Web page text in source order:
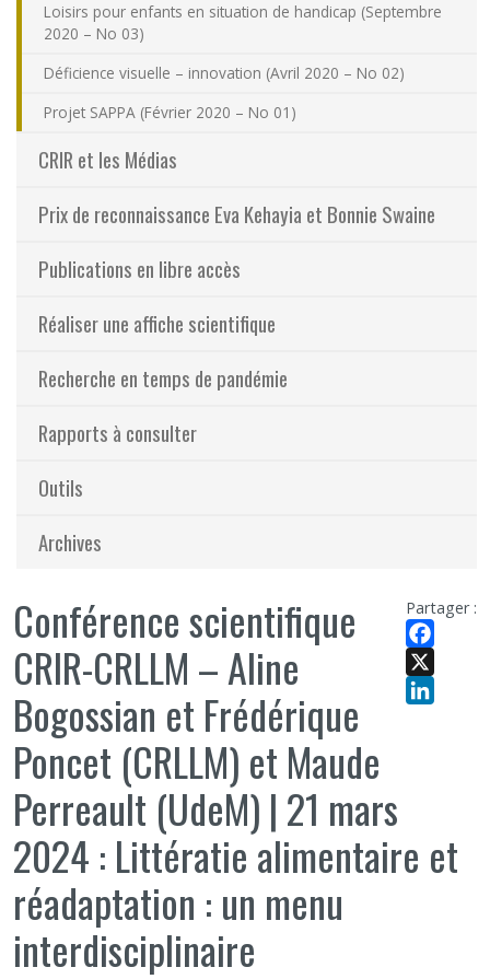
Loisirs pour enfants en situation de handicap (Septembre
2020 – No 03)
Déficience visuelle – innovation (Avril 2020 – No 02)
Projet SAPPA (Février 2020 – No 01)
CRIR et les Médias
Prix de reconnaissance Eva Kehayia et Bonnie Swaine
Publications en libre accès
Réaliser une affiche scientifique
Recherche en temps de pandémie
Rapports à consulter
Outils
Archives
Partager :
Facebook
X
Conférence scientifique
CRIR-CRLLM – Aline
Bogossian et Frédérique
Poncet (CRLLM) et Maude
Perreault (UdeM) | 21 mars
2024 : Littératie alimentaire et
réadaptation : un menu
interdisciplinaire